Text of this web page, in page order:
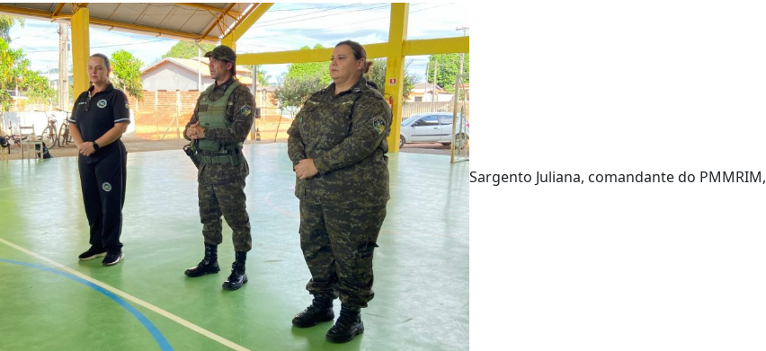
Sargento Juliana, comandante do PMMRIM,